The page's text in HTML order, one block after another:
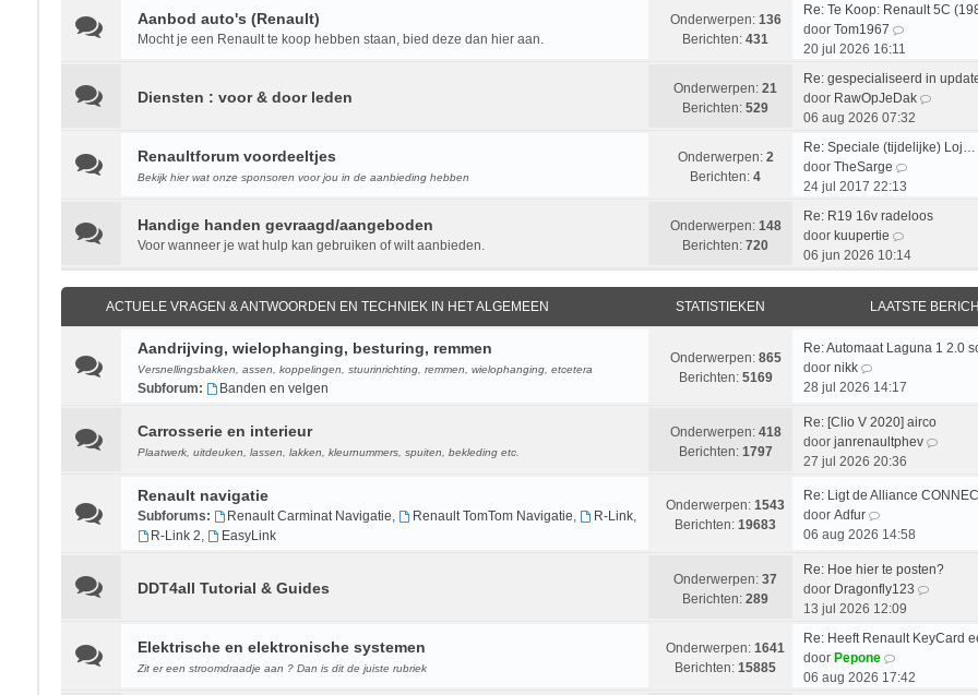
i
c
h
t
b
e
r
c
h
t
a
a
t
s
t
e
e
r
i
c
h
t
i
j
k
l
a
a
s
t
e
b
e
r
i
c
h
t
Aanbod auto's (Renault)
Mocht je een Renault te koop hebben staan, bied deze dan hier aan.
Onderwerpen: 136
Berichten:431
Re: Te Koop: Renault 5C
door Tom1967
i
j
k
l
a
a
s
e
b
e
r
i
h
20 jul 2026 16:11
Diensten : voor & door leden Onderwerpen:21
Berichten:529
Re: gespecialiseerd in
door RawOpJeDak
i
l
t
t
b
c
h
06 aug 2026 07:32
Renaultforum voordeeltjes
Bekijk hier wat onze sponsoren voor jou in de aanbieding hebben
Onderwerpen: 2
Berichten:4
Re: Speciale (tijdelijke) Loj…
door TheSarge
i
k
l
a
a
t
b
e
c
t
24 jul 2017 22:13
Handige handen gevraagd/aangeboden
Voor wanneer je wat hulp kan gebruiken of wilt aanbieden.
Onderwerpen: 148
Berichten:720
Re: R19 16v radeloos
door kuupertie
e
k
j
l
s
t
b
r
c
h
t
06 jun 2026 10:14
ACTUELE VRAGEN & ANTWOORDEN EN TECHNIEK IN HET ALGEMEEN STATISTIEKEN LAATSTE
Aandrijving, wielophanging, besturing, remmen
Versnellingsbakken, assen, koppelingen, stuurinrichting, remmen, wielophanging, etcetera
Subforum: Banden en velgen
Onderwerpen: 865
Berichten: 5169
Re: Automaat Laguna 1 2.0
door nikk
e
i
j
k
a
a
t
s
t
e
e
r
i
28 jul 2026 14:17
Carrosserie en interieur
Plaatwerk, uitdeuken, lassen, lakken, kleurnummers, spuiten, bekleding etc.
Onderwerpen: 418
Berichten: 1797
Re: [Clio V 2020] airco
door janrenaultphev
i
a
s
27 jul 2026 20:36
Renault navigatie
Subforums: Renault Carminat Navigatie, Renault TomTom Navigatie, R-Link,
R-Link 2, EasyLink
Onderwerpen:1543
Berichten:19683
Re: Ligt de Alliance
door Adfur
e
i
j
k
l
a
a
06 aug 2026 14:58
DDT4all Tutorial & Guides Onderwerpen:37
Berichten:289
Re: Hoe hier te posten?
door Dragonfly123
i
13 jul 2026 12:09
Elektrische en elektronische systemen
Zit er een stroomdraadje aan ? Dan is dit de juiste rubriek
Onderwerpen:1641
Berichten:15885
Re: Heeft Renault KeyCard
door Pepone
e
06 aug 2026 17:42